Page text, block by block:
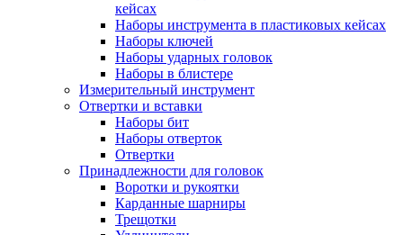
кейсах
Наборы инструмента в пластиковых кейсах
Наборы ключей
Наборы ударных головок
Наборы в блистере
Измерительный инструмент
Отвертки и вставки
Наборы бит
Наборы отверток
Отвертки
Принадлежности для головок
Воротки и рукоятки
Карданные шарниры
Трещотки